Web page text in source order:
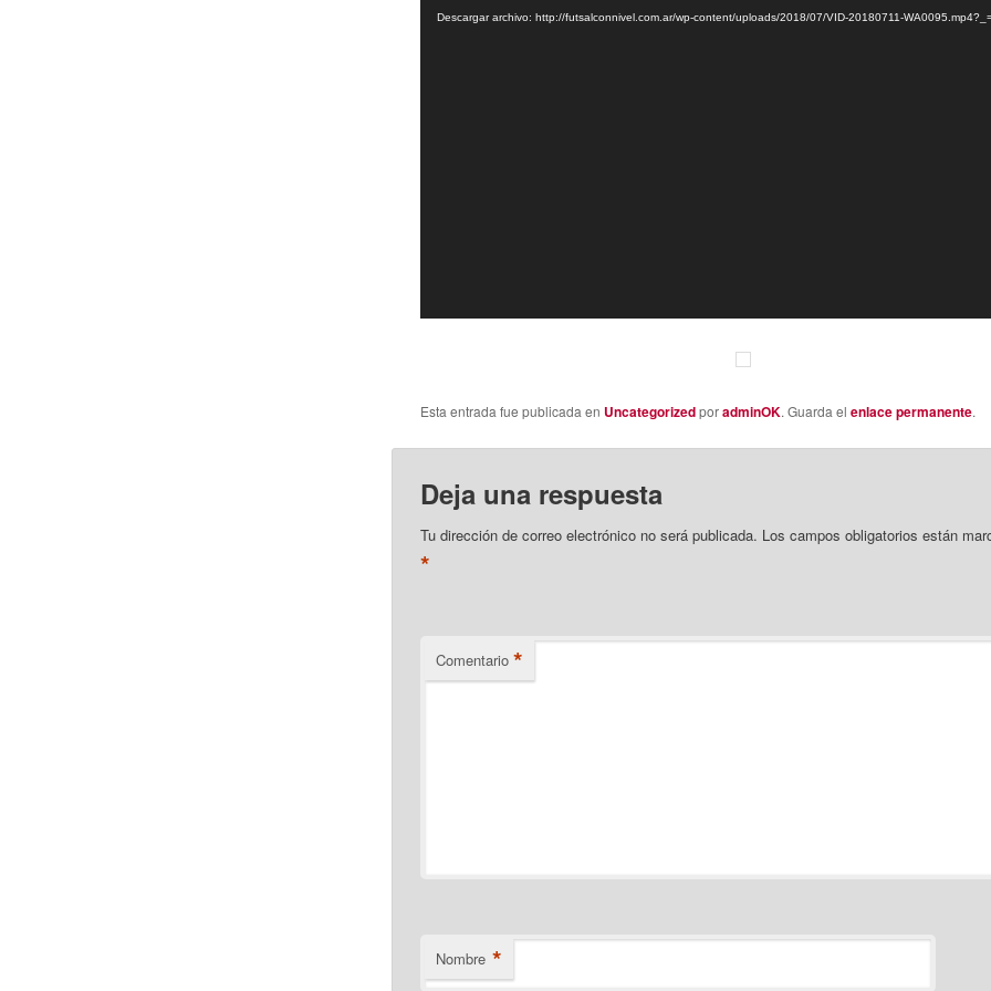
vídeo
Descargar archivo: http://futsalconnivel.com.ar/wp-content/uploads/2018/07/VID-20180711-
Esta entrada fue publicada en UncategorizedporadminOK. Guarda el enlace permanente.
Deja una respuesta
Tu dirección de correo electrónico no será publicada. Los campos obligatorios están
*
Comentario *
Nombre *